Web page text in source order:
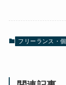
フリーランス・